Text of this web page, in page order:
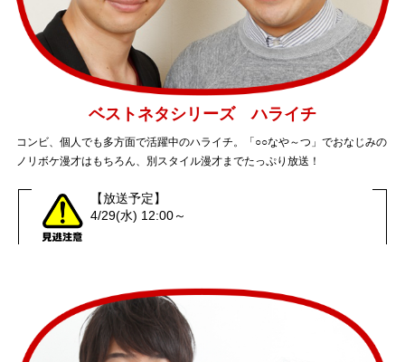
ベストネタシリーズ ハライチ
コンビ、個人でも多方面で活躍中のハライチ。「○○なや～つ」でおなじみの
ノリボケ漫才はもちろん、別スタイル漫才までたっぷり放送！
【放送予定】
4/29(水) 12:00～